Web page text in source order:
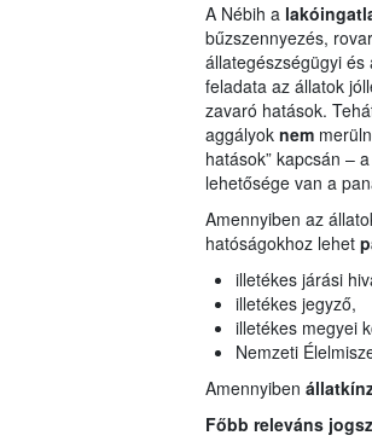
A Nébih a
bűzszennyezés,
állategészségügyi
feladata az állatok
zavaró hatások.
aggályok nem
hatások” kapcsán –
lehetősége van a
Amennyiben az
hatóságokhoz lehet
illetékes járási
illetékes jegyző,
illetékes megyei
Nemzeti
Amennyiben
Főbb releváns